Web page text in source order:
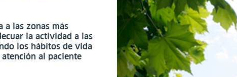
a las zonas más
la actividad a las
los hábitos de vida
al paciente